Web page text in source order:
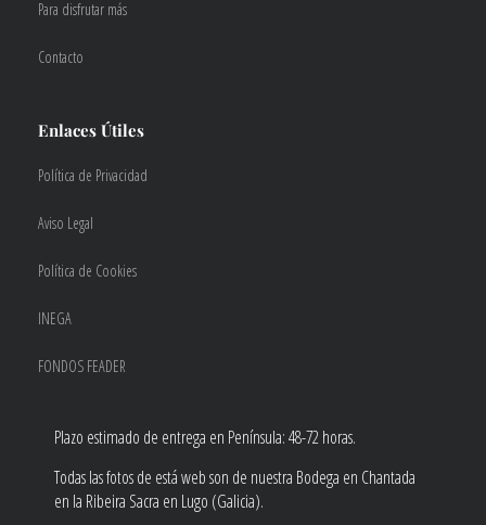
Para disfrutar más
Contacto
Enlaces Útiles
Política de Privacidad
Aviso Legal
Política de Cookies
INEGA
FONDOS FEADER
Plazo estimado de entrega en Península: 48-72 horas.
Todas las fotos de está web son de nuestra Bodega en Chantada
en la Ribeira Sacra en Lugo (Galicia).